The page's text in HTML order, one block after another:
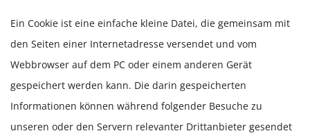
Ein Cookie ist eine einfache kleine Datei, die gemeinsam mit
den Seiten einer Internetadresse versendet und vom
Webbrowser auf dem PC oder einem anderen Gerät
gespeichert werden kann. Die darin gespeicherten
Informationen können während folgender Besuche zu
unseren oder den Servern relevanter Drittanbieter gesendet